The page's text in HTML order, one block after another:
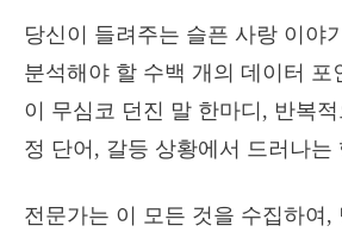
당신이 들려주는 슬픈 사랑 이야
분석해야 할 수백 개의 데이터 포
이 무심코 던진 말 한마디, 반복
정 단어, 갈등 상황에서 드러나는
전문가는 이 모든 것을 수집하여,